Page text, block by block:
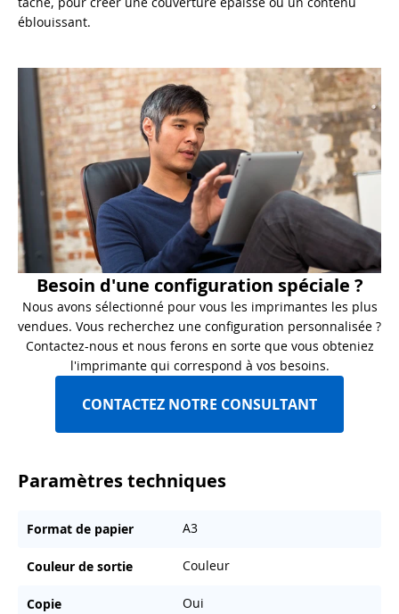
éblouissant.
Besoin d'une configuration spéciale ?
Nous avons sélectionné pour vous les imprimantes les plus
vendues. Vous recherchez une configuration personnalisée ?
Contactez-nous et nous ferons en sorte que vous obteniez
l'imprimante qui correspond à vos besoins.
CONTACTEZ NOTRE CONSULTANT
Paramètres techniques
Format de papier A3
Couleur de sortie Couleur
Copie Oui